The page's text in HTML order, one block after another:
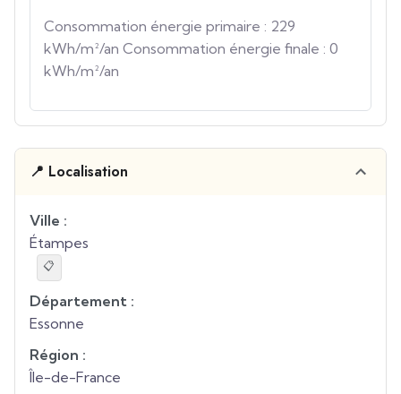
Consommation énergie primaire : 229
kWh/m²/an Consommation énergie finale : 0
kWh/m²/an
📍 Localisation
Ville :
Étampes
📋
Département :
Essonne
Région :
Île-de-France